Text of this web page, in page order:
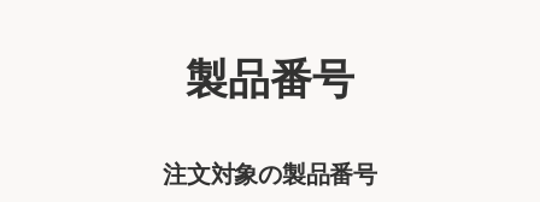
製品番号
注文対象の製品番号